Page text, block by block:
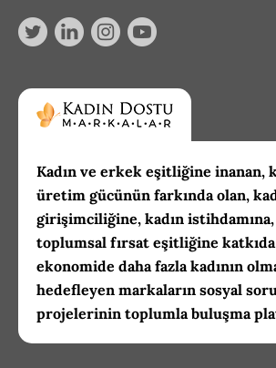
Kadın ve erkek eşitliğine inanan,
üretim gücünün farkında olan,
girişimciliğine, kadın
toplumsal fırsat eşitliğine
ekonomide daha fazla kadının
hedefleyen markaların sosyal
projelerinin toplumla buluşma